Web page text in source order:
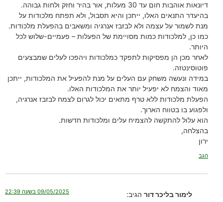
דיונאות אוהבות חום עד 30 מעלות, אור בהיר וחזק ולחות גבוהה.
בהיעדר התנאים האלו, ייתכן והיא תסבול, ולא תפתח מלכודות על
מנת לשמור על עצמה ולא לבזבז אנרגיה ומשאבים בהפעלת מלכודות.
כמו כן, למלכודות כמות מסויימת של הפעלות – פעמיים-שלוש לכל
היותר.
לאחר מכן הן מפסיקות לתפקד כמלכודות ויהפכו לעלים שמבצעים
פוטוסינטזה.
במידה ונעשה משחק עם העלים על מנת להפעיל את המלכודות, ייתכן
מאוד והצמח לא יפעיל יותר את המלכודות האלו.
הפעלת מלכודות ללא טרף מתאים יכול לגרום לצמח לבזבז אנרגיה,
ולפגוע בו בטווח הארוך.
הוא עלול להתקשה להצמיח עלים ומלכודות חדשות.
בהצלחה,
ירון
הגב
לימור בליכר דור הגיב: 09/05/2025 בשעה 22:39